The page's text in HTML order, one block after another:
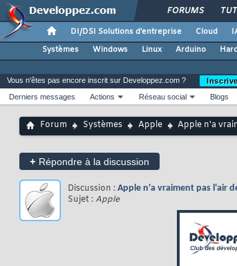
FORUMS
DI/DSI Solutions d'entreprise Cloud
Systèmes
Windows Linux Arduino
Vous n'êtes pas encore inscrit sur Developpez.com ?
Derniers messages
Actions Réseau social Blogs
Forum Systèmes Apple Apple n'a
+ Répondre à la discussion
Discussion : Apple n'a vraiment pas l'air
Sujet :Apple